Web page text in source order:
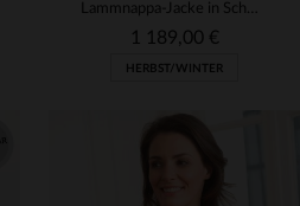
Lammnappa-Jacke in Schwarz: lang, warm und mit geradem Schnitt.
1 189,00 €
HERBST/WINTER